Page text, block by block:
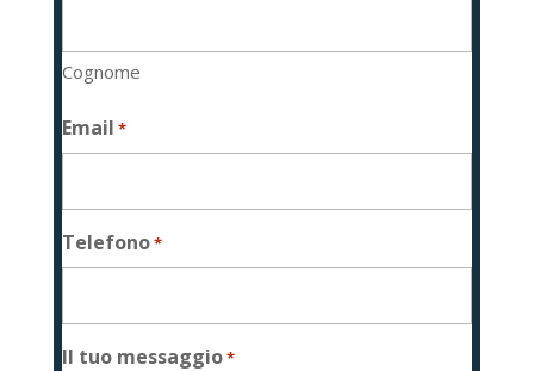
Cognome
Email *
Telefono*
Il tuo messaggio*